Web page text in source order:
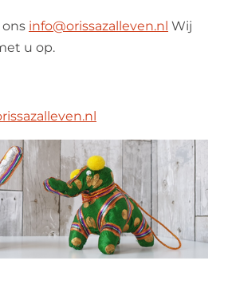
info@orissazalleven.nl Wij
u op.